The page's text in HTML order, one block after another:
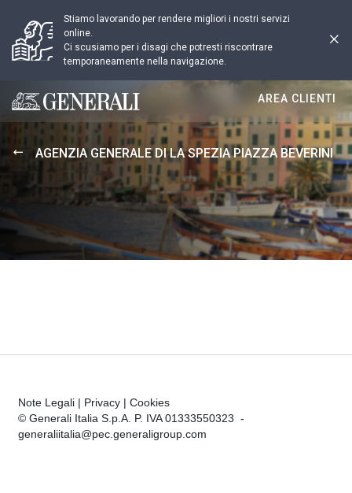
Stiamo lavorando per rendere migliori i nostri servizi
online.
Ci scusiamo per i disagi che potresti riscontrare
temporaneamente nella navigazione.
Generali logo
AREA CLIENTI
AGENZIA GENERALE DI LA SPEZIA PIAZZA BEVERINI
Note Legali | Privacy | Cookies
© Generali Italia S.p.A. P. IVA 01333550323 -
generaliitalia@pec.generaligroup.com